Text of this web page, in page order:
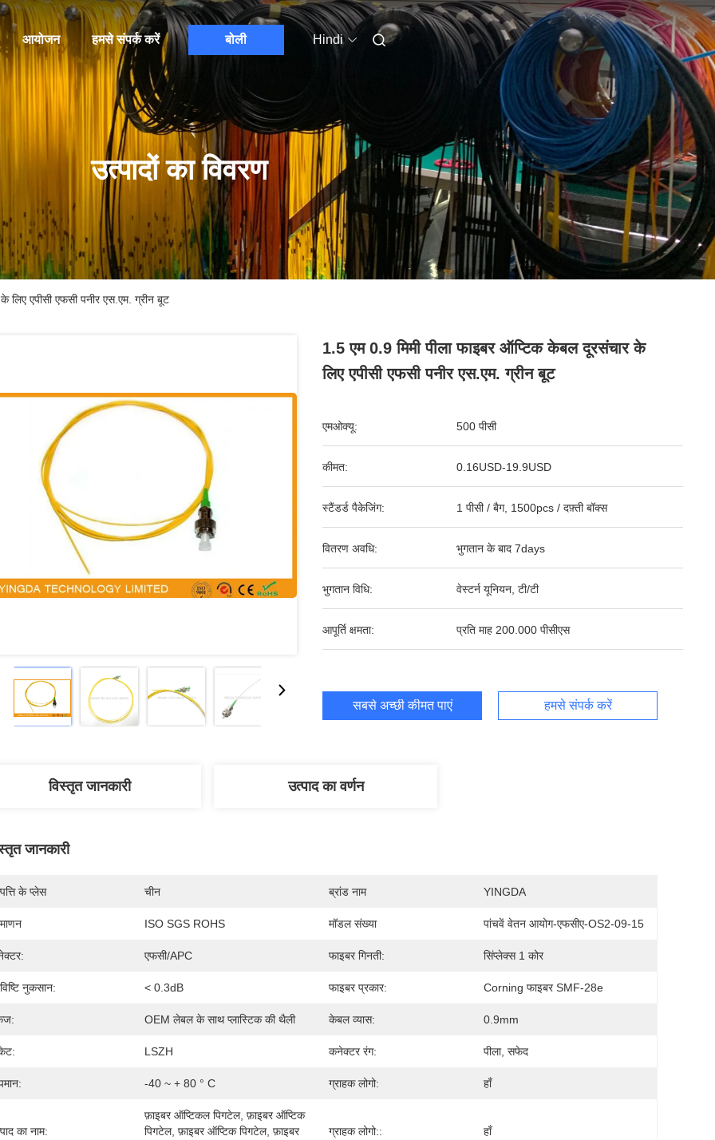
आयोजन हमसे संपर्क करें बोली Hindi
उत्पादों का विवरण
लिए एपीसी एफसी पनीर एस.एम. ग्रीन बूट
1.5 एम 0.9 मिमी पीला फाइबर ऑप्टिक केबल दूरसंचार के
लिए एपीसी एफसी पनीर एस.एम. ग्रीन बूट
एमओक्यू: 500 पीसी
कीमत: 0.16USD-19.9USD
स्टैंडर्ड पैकेजिंग: 1 पीसी / बैग, 1500pcs / दफ़्ती बॉक्स
वितरण अवधि: भुगतान के बाद 7days
भुगतान विधि: वेस्टर्न यूनियन, टी/टी
आपूर्ति क्षमता: प्रति माह 200.000 पीसीएस
सबसे अच्छी कीमत पाएं हमसे संपर्क करें
विस्तृत जानकारी उत्पाद का वर्णन
जानकारी
के प्लेस चीन ब्रांड नाम YINGDA
ISO SGS ROHS मॉडल संख्या पांचवें वेतन आयोग-एफसीए-OS2-09-15
एफसी/APC फाइबर गिनती: सिंप्लेक्स 1 कोर
नुकसान: < 0.3dB फाइबर प्रकार: Corning फाइबर SMF-28e
OEM लेबल के साथ प्लास्टिक की थैली केबल व्यास: 0.9mm
LSZH कनेक्टर रंग: पीला, सफेद
-40 ~ + 80 ° C ग्राहक लोगो: हाँ
का नाम:
फ़ाइबर ऑप्टिकल पिगटेल, फ़ाइबर ऑप्टिक
पिगटेल, फ़ाइबर ऑप्टिक पिगटेल, फ़ाइबर
ग्राहक लोगो:: हाँ